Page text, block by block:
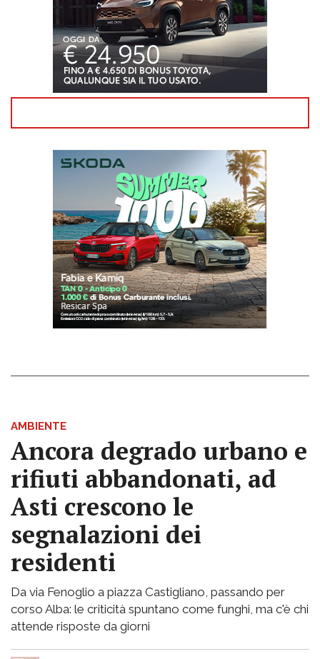
AMBIENTE
Ancora degrado urbano e
rifiuti abbandonati, ad
Asti crescono le
segnalazioni dei
residenti
Da via Fenoglio a piazza Castigliano, passando per
corso Alba: le criticità spuntano come funghi, ma c'è chi
attende risposte da giorni